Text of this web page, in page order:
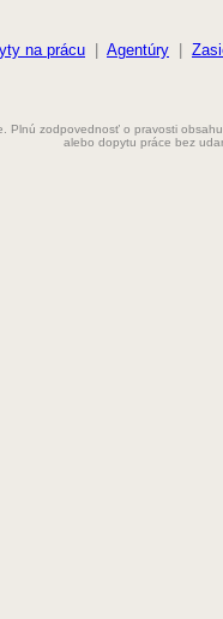
na prácu Agentúry
Plnú zodpovednosť o pravosti
alebo dopytu práce bez